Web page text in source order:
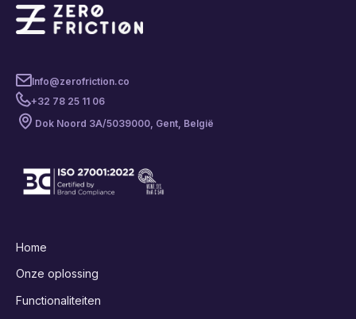
Info@zerofriction.co
+32 78 25 11 06
Dok Noord 3A/5039000, Gent, België
Home
Onze oplossing
Functionaliteiten